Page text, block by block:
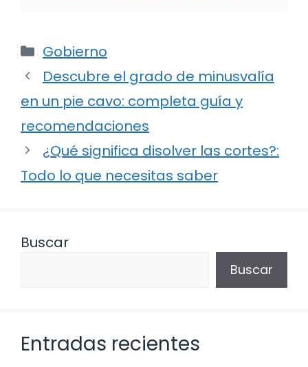
Categorías
Gobierno
Descubre el grado de minusvalía
en un pie cavo: completa guía y
recomendaciones
¿Qué significa disolver las cortes?:
Todo lo que necesitas saber
Buscar
Buscar
Entradas recientes